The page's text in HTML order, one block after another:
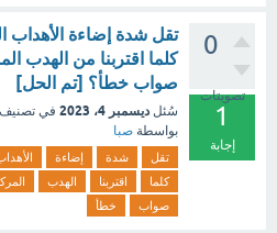
0
تصويتات
1
إجابة
تقل شدة إضاءة الأهداب
كلما اقتربنا من الهدب
صواب خطأ؟ [تم الحل]
سُئل ديسمبر 4، 2023 في تصنيف
بواسطة صبا
تقل شدة إضاءة
كلما
اقتربنا الهدب
صواب
خطأ